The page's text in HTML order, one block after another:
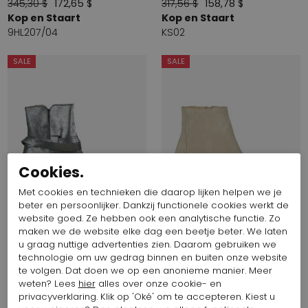
345,30 $
172,65 $
Kop en Staart
9HL207/04
317,56 $
158,78 $
Kop en Staart
KS02
SALE
345,30 $ 172,65 $
Kop en Staart
KS06
SALE
303,70 $ 151,85 $
Kop en Staart
KS35
Cookies.
Met cookies en technieken die daarop lijken helpen we je
beter en persoonlijker. Dankzij functionele cookies werkt de
website goed. Ze hebben ook een analytische functie. Zo
maken we de website elke dag een beetje beter. We laten
u graag nuttige advertenties zien. Daarom gebruiken we
technologie om uw gedrag binnen en buiten onze website
te volgen. Dat doen we op een anonieme manier. Meer
weten? Lees hieralles over onze cookie- en
privacyverklaring. Klik op 'Oké' om te accepteren. Kiest u